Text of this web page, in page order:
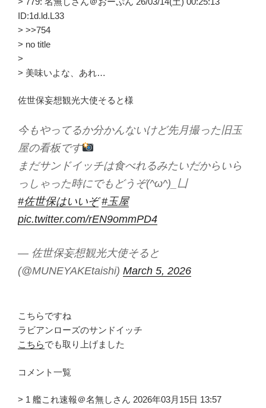
ID:1d.ld.L33
> >>754
> no title
>
> 美味いよな、あれ…
佐世保妄想観光大使そると様
今もやってるか分かんないけど先月撮った旧玉
屋の看板です
まだサンドイッチは食べれるみたいだからいら
っしゃった時にでもどうぞ(^ω^)_凵
#佐世保はいいぞ #玉屋
pic.twitter.com/rEN9ommPD4
— 佐世保妄想観光大使そると
(@MUNEYAKEtaishi) March 5, 2026
こちらですね
ラビアンローズのサンドイッチ
こちらでも取り上げました
コメント一覧
> 1 艦これ速報＠名無しさん 2026年03月15日 13:57